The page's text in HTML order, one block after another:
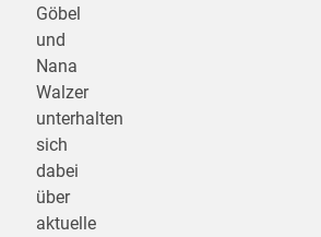
Göbel
und
Nana
Walzer
unterhalten
sich
dabei
über
aktuelle